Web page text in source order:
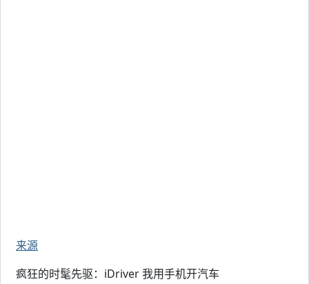
来源
疯狂的时髦先驱：iDriver 我用手机开汽车